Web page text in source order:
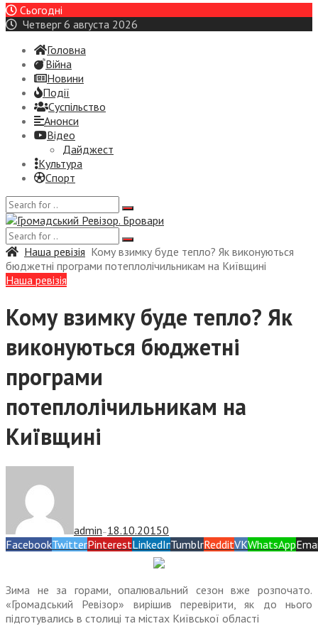
Сьогодні
Четверг 6 августа 2026
Головна
Війна
Новини
Події
Суспiльство
Анонси
Відео
Дайджест
Культура
Спорт
Наша ревізія Кому взимку буде тепло? Як виконуються
бюджетні програми потеплолічильникам на Київщині
Наша ревізія
Кому взимку буде тепло? Як
виконуються бюджетні
програми
потеплолічильникам на
Київщині
admin — 18.10.20150
FacebookTwitterPinterestLinkedInTumblrRedditVKWhatsApp
Зима не за горами, опалювальний сезон вже розпочато.
«Громадський Ревізор» вирішив перевірити, як до нього
підготувались в столиці та містах Київської області